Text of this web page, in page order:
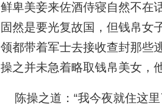
鲜卑美妾来佐酒侍寝自然不在
固然是要光复故国，但钱帛女
领都带着军士去接收查封那些
操之并未急着略取钱帛美女
陈操之道：“我今夜就住这里